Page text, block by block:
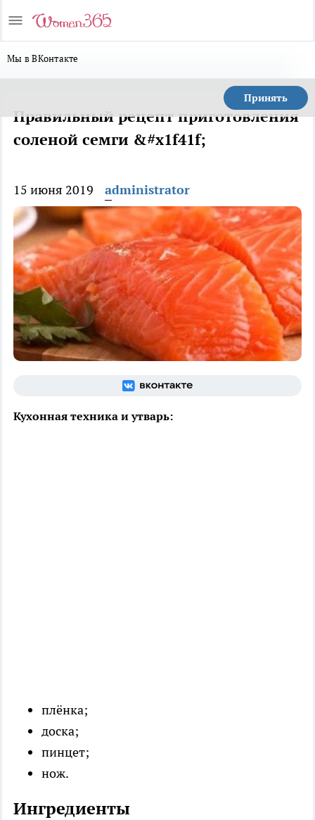
Мы в ВКонтакте
Принять
Правильный рецепт приготовления
соленой семги &#x1f41f;
15 июня 2019 administrator
Кухонная техника и утварь:
плёнка;
доска;
пинцет;
нож.
Ингредиенты